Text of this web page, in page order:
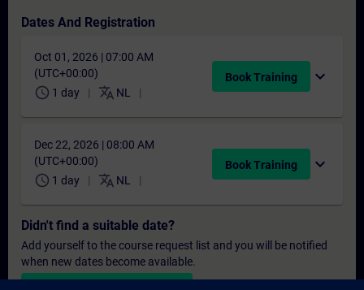
Dates And Registration
Oct 01, 2026 | 07:00 AM
(UTC+00:00)
schedule 1 day translate NL
Book Training expand_more
Dec 22, 2026 | 08:00 AM
(UTC+00:00)
schedule 1 day translate NL
Book Training expand_more
Didn't find a suitable date?
Add yourself to the course request list and you will be notified
when new dates become available.